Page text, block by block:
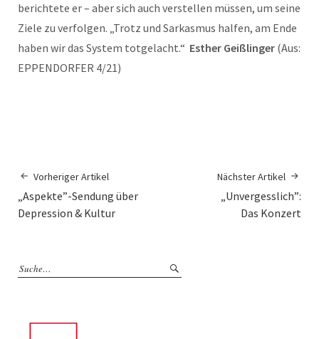
berichtete er – aber sich auch verstellen müssen, um seine
Ziele zu verfolgen. „Trotz und Sarkasmus halfen, am Ende
haben wir das System totgelacht.“ Esther Geißlinger (Aus:
EPPENDORFER 4/21)
Vorheriger Artikel
„Aspekte”-Sendung über
Depression & Kultur
Nächster Artikel
„Unvergesslich”:
Das Konzert